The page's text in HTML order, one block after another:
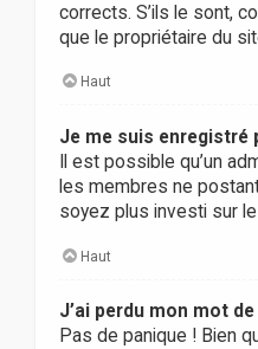
corrects. S’ils le sont,
que le propriétaire du
Haut
Je me suis enregistré
Il est possible qu’un
les membres ne
soyez plus investi sur
Haut
J’ai perdu mon mot
Pas de panique ! Bien